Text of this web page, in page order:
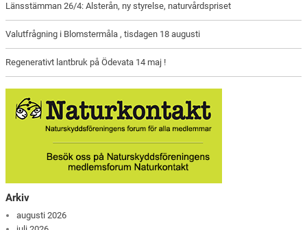
Länsstämman 26/4: Alsterån, ny styrelse, naturvårdspriset
Valutfrågning i Blomstermåla , tisdagen 18 augusti
Regenerativt lantbruk på Ödevata 14 maj !
Arkiv
augusti 2026